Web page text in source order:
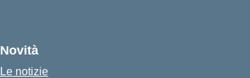
Novità
Le notizie